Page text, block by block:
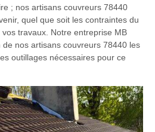
; nos artisans couvreurs 78440
quel que soit les contraintes du
travaux. Notre entreprise MB
nos artisans couvreurs 78440 les
outillages nécessaires pour ce